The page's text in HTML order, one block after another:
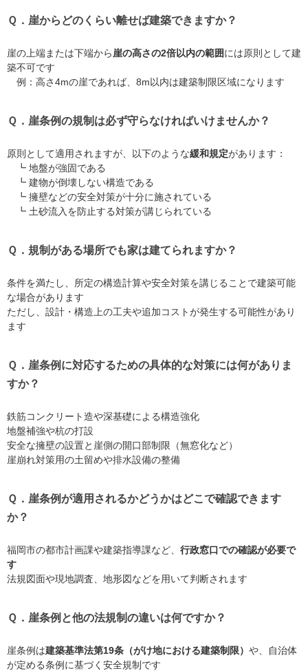
Ｑ．崖からどのくらい離せば建築できますか？
崖の上端または下端から崖の高さの2倍以内の範囲には原則として建
築不可です
例：高さ4mの崖であれば、8m以内は建築制限区域になります
Ｑ．崖条例の規制は必ず守らなければいけませんか？
原則として適用されますが、以下のような緩和規定があります：
┗ 地盤が強固である
┗ 建物が倒壊しない構造である
┗ 擁壁などの安全対策が十分に施されている
┗ 土砂流入を防止する対策が講じられている
Ｑ．規制がある場所でも家は建てられますか？
条件を満たし、所定の構造計算や安全対策を講じることで建築可能
な場合があります
ただし、設計・構造上の工夫や追加コストが発生する可能性があり
ます
Ｑ．崖条例に対応するための具体的な対策には何がありま
すか？
鉄筋コンクリート造や深基礎による構造強化
地盤補強や杭の打設
安全な擁壁の設置と崖側の開口部制限（無窓化など）
崖崩れ対策用の土留めや排水設備の整備
Ｑ．崖条例が適用されるかどうかはどこで確認できます
か？
福岡市の都市計画課や建築指導課など、 行政窓口での確認が必要で
す
法規図面や現地調査、地形図などを用いて判断されます
Ｑ．崖条例と他の法規制の違いは何ですか？
崖条例は建築基準法第19条（がけ地における建築制限） や、自治体
が定める条例に基づく安全規制です